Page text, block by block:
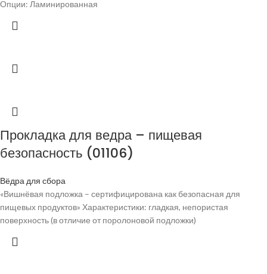
Опции: Ламинированная
Прокладка для ведра – пищевая
безопасность (01106)
Вёдра для сбора
«Вишнёвая подложка – сертифицирована как безопасная для
пищевых продуктов» Характеристики: гладкая, непористая
поверхность (в отличие от поролоновой подложки)